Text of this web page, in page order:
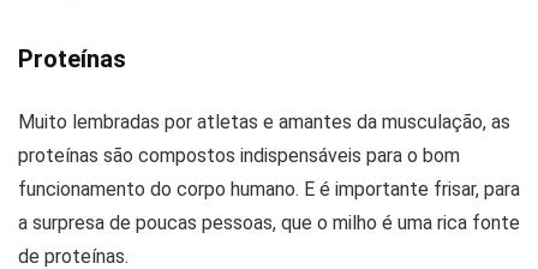
Proteínas
Muito lembradas por atletas e amantes da musculação, as
proteínas são compostos indispensáveis para o bom
funcionamento do corpo humano. E é importante frisar, para
a surpresa de poucas pessoas, que o milho é uma rica fonte
de proteínas.